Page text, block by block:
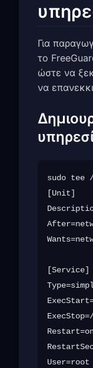
Για
το
ώστε να
να
sudo tee
[Unit]
[Service]
User=root